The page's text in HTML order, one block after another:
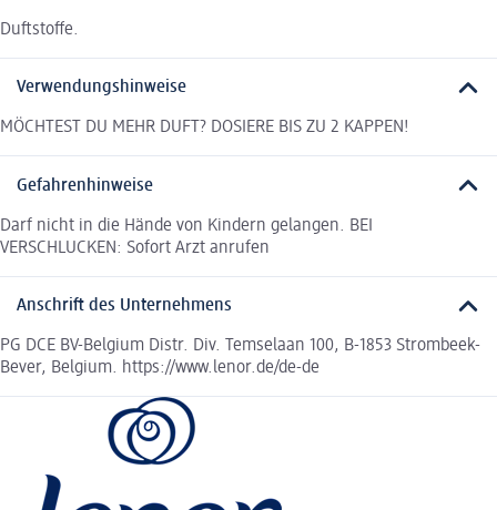
Duftstoffe.
Verwendungshinweise
MÖCHTEST DU MEHR DUFT? DOSIERE BIS ZU 2 KAPPEN!
Gefahrenhinweise
Darf nicht in die Hände von Kindern gelangen. BEI
VERSCHLUCKEN: Sofort Arzt anrufen
Anschrift des Unternehmens
PG DCE BV-Belgium Distr. Div. Temselaan 100, B-1853 Strombeek-
Bever, Belgium. https://www.lenor.de/de-de